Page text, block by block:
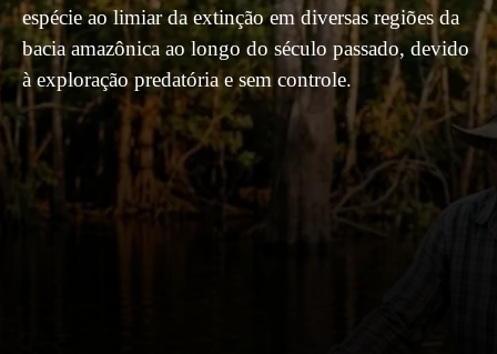
espécie ao limiar da extinção em diversas regiões da
bacia amazônica ao longo do século passado, devido
à exploração predatória e sem controle.